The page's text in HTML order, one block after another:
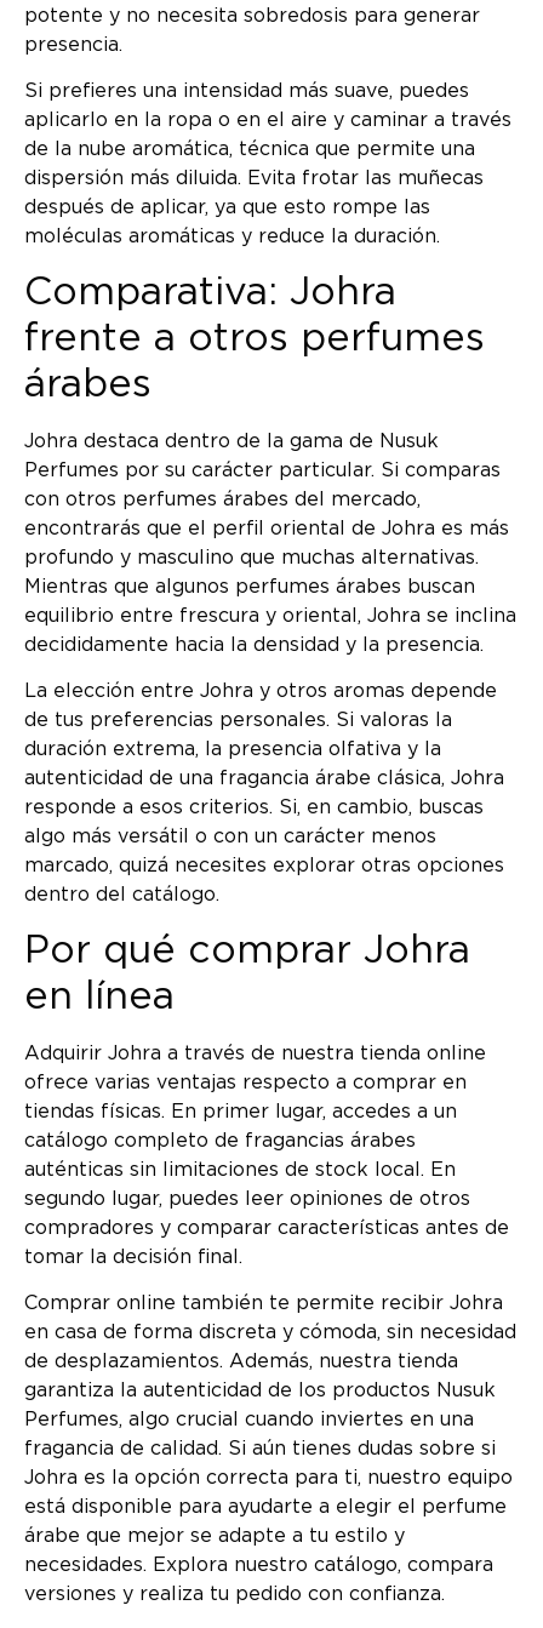
potente y no necesita sobredosis para generar
presencia.
Si prefieres una intensidad más suave, puedes
aplicarlo en la ropa o en el aire y caminar a través
de la nube aromática, técnica que permite una
dispersión más diluida. Evita frotar las muñecas
después de aplicar, ya que esto rompe las
moléculas aromáticas y reduce la duración.
Comparativa: Johra
frente a otros perfumes
árabes
Johra destaca dentro de la gama de Nusuk
Perfumes por su carácter particular. Si comparas
con otros perfumes árabes del mercado,
encontrarás que el perfil oriental de Johra es más
profundo y masculino que muchas alternativas.
Mientras que algunos perfumes árabes buscan
equilibrio entre frescura y oriental, Johra se inclina
decididamente hacia la densidad y la presencia.
La elección entre Johra y otros aromas depende
de tus preferencias personales. Si valoras la
duración extrema, la presencia olfativa y la
autenticidad de una fragancia árabe clásica, Johra
responde a esos criterios. Si, en cambio, buscas
algo más versátil o con un carácter menos
marcado, quizá necesites explorar otras opciones
dentro del catálogo.
Por qué comprar Johra
en línea
Adquirir Johra a través de nuestra tienda online
ofrece varias ventajas respecto a comprar en
tiendas físicas. En primer lugar, accedes a un
catálogo completo de fragancias árabes
auténticas sin limitaciones de stock local. En
segundo lugar, puedes leer opiniones de otros
compradores y comparar características antes de
tomar la decisión final.
Comprar online también te permite recibir Johra
en casa de forma discreta y cómoda, sin necesidad
de desplazamientos. Además, nuestra tienda
garantiza la autenticidad de los productos Nusuk
Perfumes, algo crucial cuando inviertes en una
fragancia de calidad. Si aún tienes dudas sobre si
Johra es la opción correcta para ti, nuestro equipo
está disponible para ayudarte a elegir el perfume
árabe que mejor se adapte a tu estilo y
necesidades. Explora nuestro catálogo, compara
versiones y realiza tu pedido con confianza.